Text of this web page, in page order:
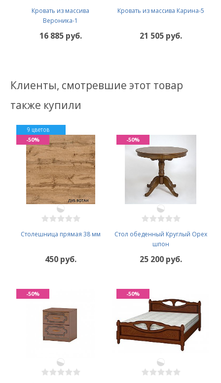
Кровать из массива
Вероника-1
16 885 руб.
Кровать из массива Карина-5
21 505 руб.
Клиенты, смотревшие этот товар
также купили
Столешница прямая 38 мм
9 цветов
450 руб.
-50%
Стол обеденный Круглый Орех
шпон
25 200 руб.
-50%
-50% -50%